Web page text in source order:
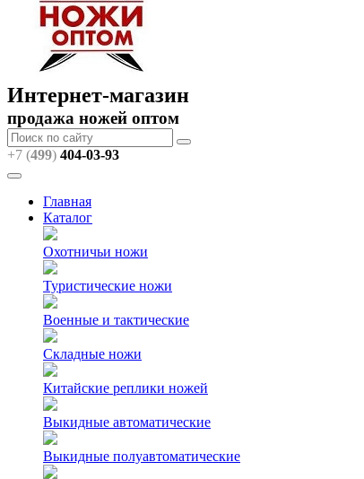
Интернет-магазин
продажа ножей оптом
+7 (499) 404-03-93
Главная
Каталог
Охотничьи ножи
Туристические ножи
Военные и тактические
Складные ножи
Китайские реплики ножей
Выкидные автоматические
Выкидные полуавтоматические